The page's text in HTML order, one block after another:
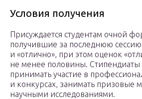
Условия получения
Присуждается студентам очной
получившие за последнюю
и «отлично», при этом оценок
не менее половины.
принимать участие в
и конкурсах, занимать призовые
научными исследованиями.